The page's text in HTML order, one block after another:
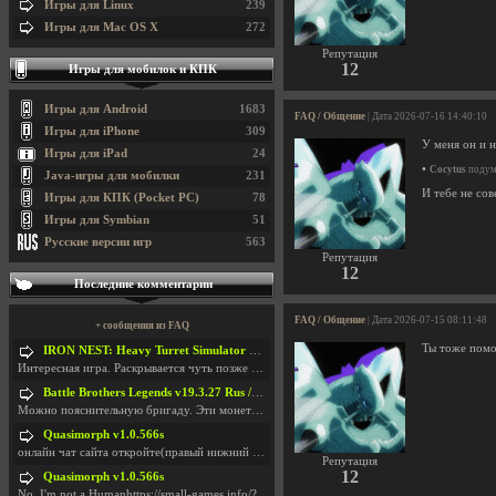
Репутация
12
FAQ / Общение | Дата 2026-07-16 14:40:10
Репутация
12
У меня он и
• Cocytus
И тебе не
FAQ / Общение | Дата 2026-07-15 08:11:48
Репутация
12
Ты тоже
239
Игры для Linux
272
Игры для Mac OS X
Игры для мобилок и КПК
1683
Игры для Android
309
Игры для iPhone
24
Игры для iPad
231
Java-игры для мобилки
78
Игры для КПК (Pocket PC)
51
Игры для Symbian
563
Русские версии игр
Последние комментарии
+ сообщения из FAQ
IRON NEST: Heavy Turret Simulator v1.0a
Интересная игра. Раскрывается чуть позже начала. Н
Battle Brothers Legends v19.3.27 Rus / + Battle Brothers Legends v19.3.39 Eng
Можно пояснительную бригаду. Эти монетки, они в ка
Quasimorph v1.0.566s
онлайн чат сайта откройте(правый нижний угол экран
Quasimorph v1.0.566s